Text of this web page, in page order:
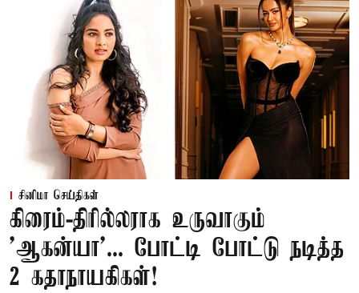
சினிமா செய்திகள்
கிரைம்-திரில்லராக உருவாகும்
'ஆகன்யா'... போட்டி போட்டு நடித்த
2 கதாநாயகிகள்!